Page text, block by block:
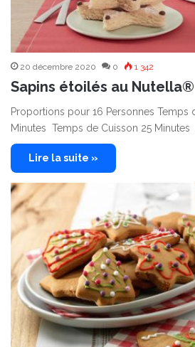
20 décembre 2020 0 1 342
Sapins étoilés au Nutella®
Proportions pour 16 Personnes Temps
Minutes Temps de Cuisson 25 Minutes …
Lire la suite »